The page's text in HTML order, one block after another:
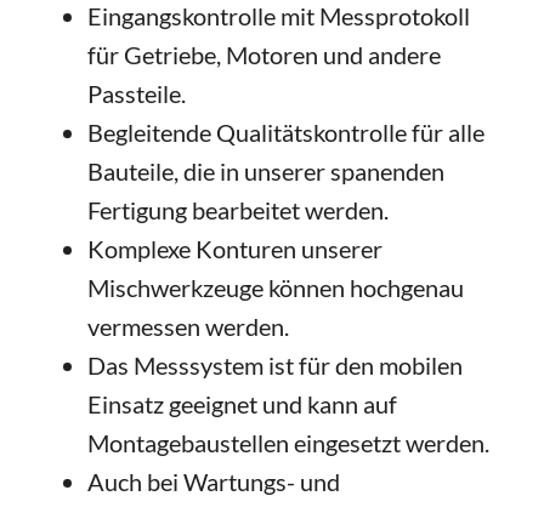
Eingangskontrolle mit Messprotokoll
für Getriebe, Motoren und andere
Passteile.
Begleitende Qualitätskontrolle für alle
Bauteile, die in unserer spanenden
Fertigung bearbeitet werden.
Komplexe Konturen unserer
Mischwerkzeuge können hochgenau
vermessen werden.
Das Messsystem ist für den mobilen
Einsatz geeignet und kann auf
Montagebaustellen eingesetzt werden.
Auch bei Wartungs- und